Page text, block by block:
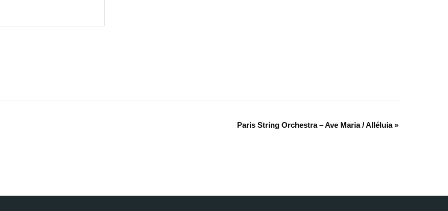
Paris String Orchestra – Ave Maria / Alléluia»